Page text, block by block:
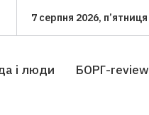
7 серпня 2026, п’ятниця
i люди БОРГ-review